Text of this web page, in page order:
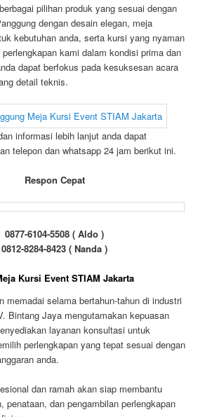
pilihan produk yang sesuai dengan
dengan desain elegan, meja
kebutuhan anda, serta kursi yang nyaman
kami dalam kondisi prima dan
dapat berfokus pada kesuksesan acara
detail teknis.
informasi lebih lanjut anda dapat
telepon dan whatsapp 24 jam berikut ini.
Respon Cepat
0877-6104-5508 ( Aldo )
0812-8284-8423 ( Nanda )
Kursi Event STIAM Jakarta
memadai selama bertahun-tahun di industri
Bintang Jaya mengutamakan kepuasan
layanan konsultasi untuk
perlengkapan yang tepat sesuai dengan
anda.
dan ramah akan siap membantu
penataan, dan pengambilan perlengkapan